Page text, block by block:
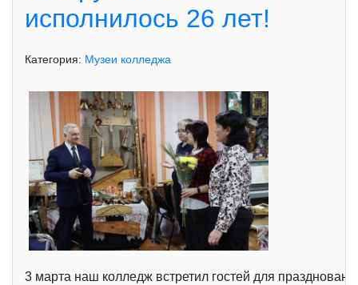
исполнилось 26 лет!
Категория: Музеи колледжа
3 марта наш колледж встретил гостей для